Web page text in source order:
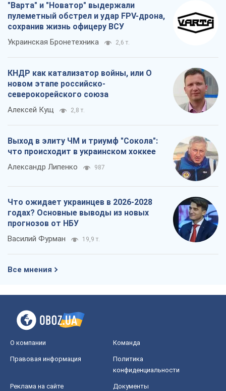
"Варта" и "Новатор" выдержали
пулеметный обстрел и удар FPV-дрона,
сохранив жизнь офицеру ВСУ
Украинская Бронетехника 2,6 т.
КНДР как катализатор войны, или О
новом этапе российско-
северокорейского союза
Алексей Кущ 2,8 т.
Выход в элиту ЧМ и триумф "Сокола":
что происходит в украинском хоккее
Александр Липенко 987
Что ожидает украинцев в 2026-2028
годах? Основные выводы из новых
прогнозов от НБУ
Василий Фурман 19,9 т.
Все мнения
О компании Команда
Правовая информация
Политика
конфиденциальности
Реклама на сайте Документы